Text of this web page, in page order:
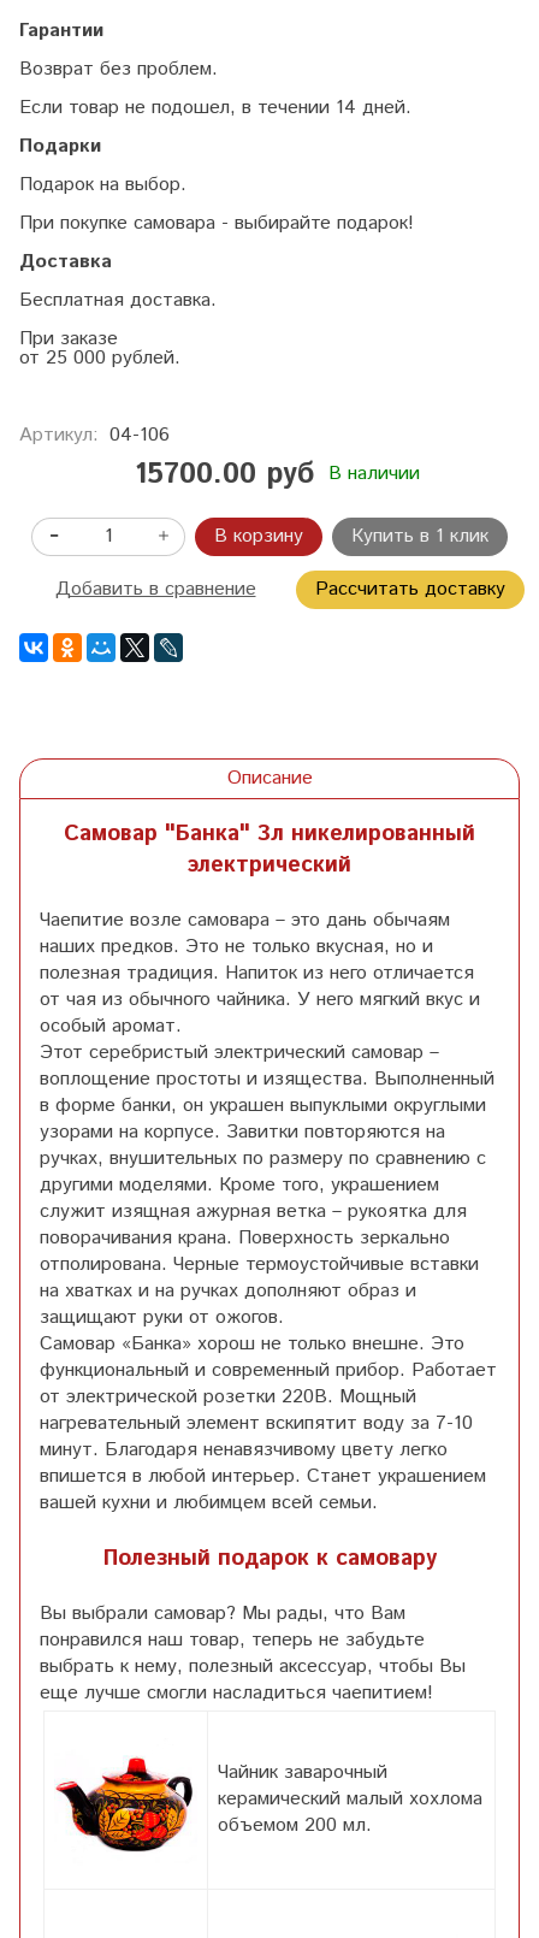
Гарантии
Возврат без проблем.
Если товар не подошел, в течении 14 дней.
Подарки
Подарок на выбор.
При покупке самовара - выбирайте подарок!
Доставка
Бесплатная доставка.
При заказе
от 25 000 рублей.
Артикул: 04-106
15700.00 руб В наличии
В корзину
Купить в 1 клик
Добавить в сравнение
Рассчитать доставку
Описание
Самовар "Банка" 3л никелированный
электрический
Чаепитие возле самовара – это дань обычаям
наших предков. Это не только вкусная, но и
полезная традиция. Напиток из него отличается
от чая из обычного чайника. У него мягкий вкус и
особый аромат.
Этот серебристый электрический самовар –
воплощение простоты и изящества. Выполненный
в форме банки, он украшен выпуклыми округлыми
узорами на корпусе. Завитки повторяются на
ручках, внушительных по размеру по сравнению с
другими моделями. Кроме того, украшением
служит изящная ажурная ветка – рукоятка для
поворачивания крана. Поверхность зеркально
отполирована. Черные термоустойчивые вставки
на хватках и на ручках дополняют образ и
защищают руки от ожогов.
Самовар «Банка» хорош не только внешне. Это
функциональный и современный прибор. Работает
от электрической розетки 220В. Мощный
нагревательный элемент вскипятит воду за 7-10
минут. Благодаря ненавязчивому цвету легко
впишется в любой интерьер. Станет украшением
вашей кухни и любимцем всей семьи.
Полезный подарок к самовару
Вы выбрали самовар? Мы рады, что Вам
понравился наш товар, теперь не забудьте
выбрать к нему, полезный аксессуар, чтобы Вы
еще лучше смогли насладиться чаепитием!
Чайник заварочный
керамический малый хохлома
объемом 200 мл.